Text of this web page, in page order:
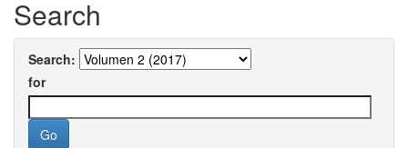
Search
Search:
for